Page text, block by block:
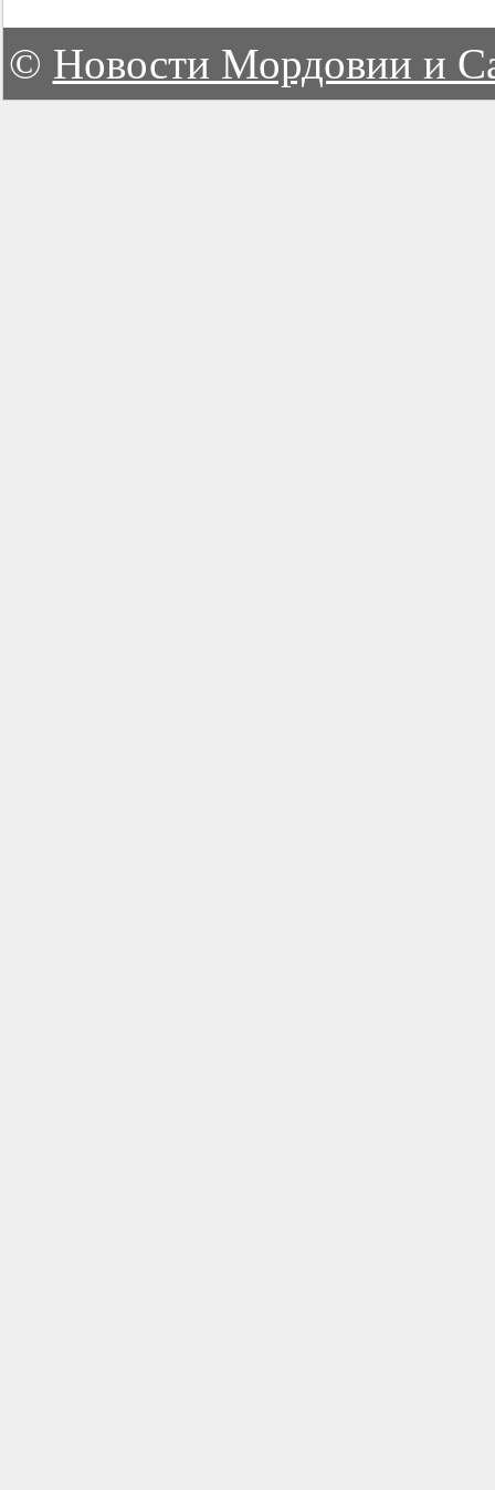
© Новости Мордовии и